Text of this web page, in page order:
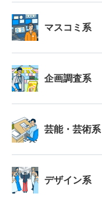
マスコミ系
企画調査系
芸能・芸術系
デザイン系